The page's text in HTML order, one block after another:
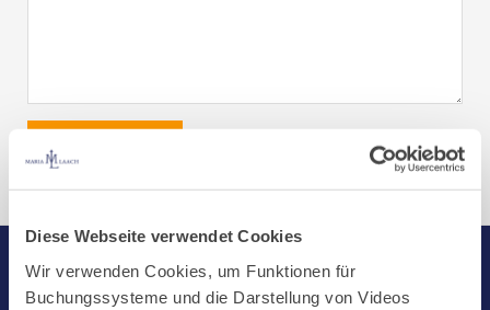
Diese Webseite verwendet Cookies
Wir verwenden Cookies, um Funktionen für
Buchungssysteme und die Darstellung von Videos
Start